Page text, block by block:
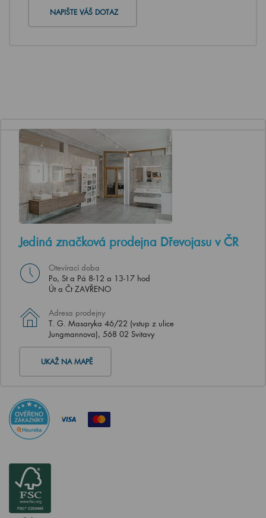
NAPIŠTE VÁŠ DOTAZ
Jediná značková prodejna Dřevojasu v ČR
Otevírací doba
Po, St a Pá 8-12 a 13-17 hod
Út a Čt ZAVŘENO
Adresa prodejny
T. G. Masaryka 46/22 (vstup z ulice
Jungmannova), 568 02 Svitavy
UKAŽ NA MAPĚ